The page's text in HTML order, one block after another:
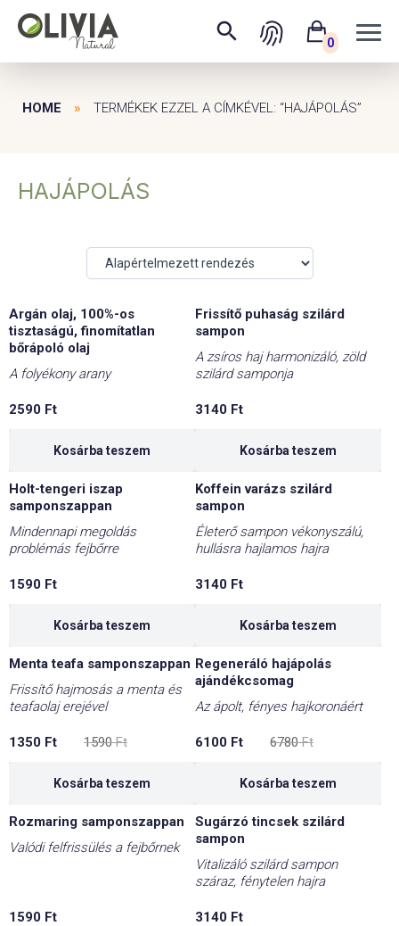
0
HOME » TERMÉKEK EZZEL A CÍMKÉVEL: “HAJÁPOLÁS”
HAJÁPOLÁS
Argán olaj, 100%-os
tisztaságú, finomítatlan
bőrápoló olaj
A folyékony arany
2590 Ft
Kosárba teszem
Frissítő puhaság szilárd
sampon
A zsíros haj harmonizáló, zöld
szilárd samponja
3140 Ft
Kosárba teszem
Holt-tengeri iszap
samponszappan
Mindennapi megoldás
problémás fejbőrre
1590 Ft
Kosárba teszem
Koffein varázs szilárd
sampon
Életerő sampon vékonyszálú,
hullásra hajlamos hajra
3140 Ft
Kosárba teszem
-15%
Menta teafa samponszappan
Frissítő hajmosás a menta és
teafaolaj erejével
1590Ft
price
1350 Ft
price
Kosárba teszem
Regeneráló hajápolás
ajándékcsomag
Az ápolt, fényes hajkoronáért
6780Ft
price
6100 Ft
price
Kosárba teszem
Rozmaring samponszappan
Valódi felfrissülés a fejbőrnek
1590 Ft
Sugárzó tincsek szilárd
sampon
Vitalizáló szilárd sampon
száraz, fénytelen hajra
3140 Ft